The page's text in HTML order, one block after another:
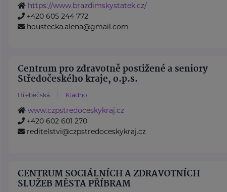
https://www.brazdimskystatek.cz/
+420 605 244 772
houstecka.alena@gmail.com
Centrum pro zdravotně postižené a seniory
Středočeského kraje, o.p.s.
Hřebečská Kladno
www.czpstredoceskykraj.cz
+420 602 601 270
reditelstvi@czpstredoceskykraj.cz
CENTRUM SOCIÁLNÍCH A ZDRAVOTNÍCH
SLUŽEB MĚSTA PŘÍBRAM